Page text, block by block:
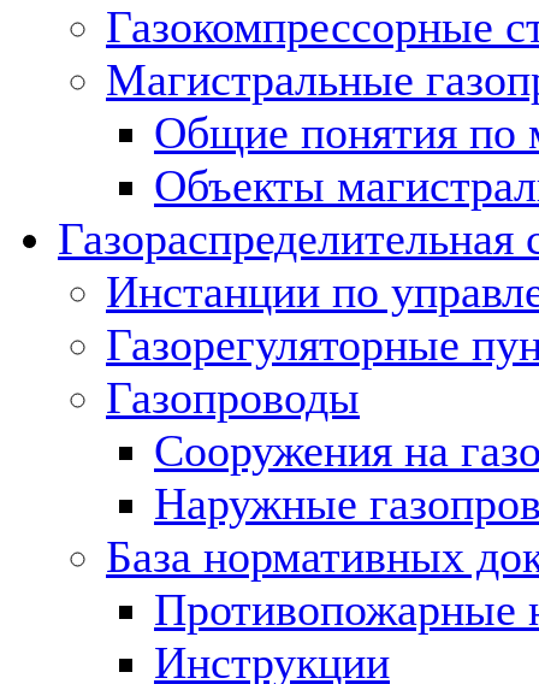
Газокомпрессорные
Магистральные
Общие понятия по
Объекты
Газораспределительная
Инстанции по
Газорегуляторные
Газопроводы
Сооружения на
Наружные
База нормативных
Противопожарные
Инструкции